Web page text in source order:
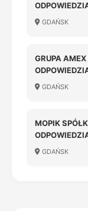
GDAŃSK
GRUPA
GDAŃSK
MOPIK
GDAŃSK